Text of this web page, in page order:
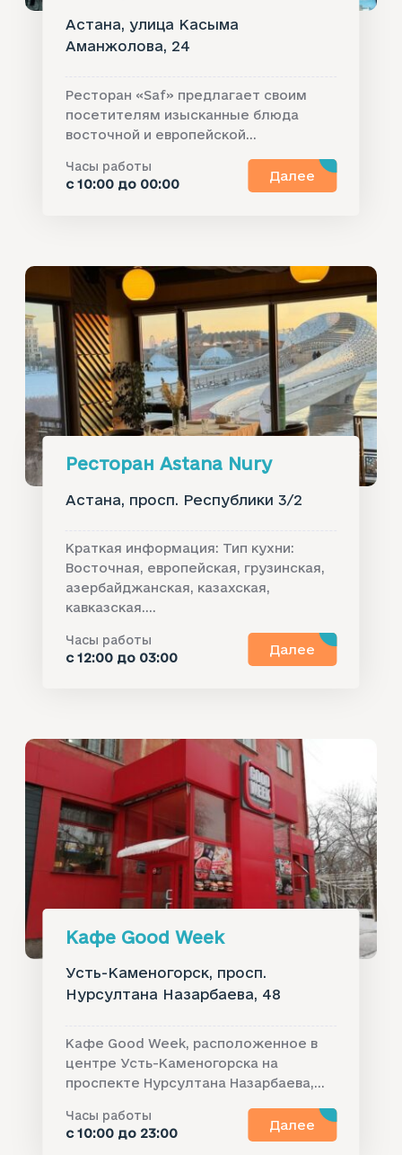
Астана, улица Касыма
Аманжолова, 24
Ресторан «Saf» предлагает своим
посетителям изысканные блюда
восточной и европейской...
Часы работы
с 10:00 до 00:00
Далее
Ресторан Astana Nury
Астана, просп. Республики 3/2
Краткая информация: Тип кухни:
Восточная, европейская, грузинская,
азербайджанская, казахская,
кавказская....
Часы работы
с 12:00 до 03:00
Далее
Кафе Good Week
Усть-Каменогорск, просп.
Нурсултана Назарбаева, 48
Кафе Good Week, расположенное в
центре Усть-Каменогорска на
проспекте Нурсултана Назарбаева,...
Часы работы
с 10:00 до 23:00
Далее